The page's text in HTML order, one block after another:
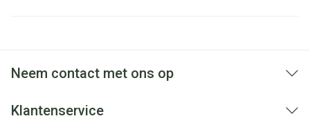
Neem contact met ons op
Klantenservice